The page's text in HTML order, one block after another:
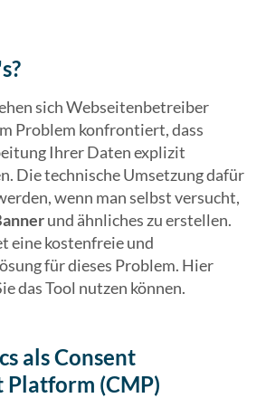
sich Webseitenbetreiber
Problem konfrontiert, dass
Ihrer Daten explizit
Die technische Umsetzung dafür
wenn man selbst versucht,
und ähnliches zu erstellen.
eine kostenfreie und
für dieses Problem. Hier
das Tool nutzen können.
als Consent
Platform (CMP)